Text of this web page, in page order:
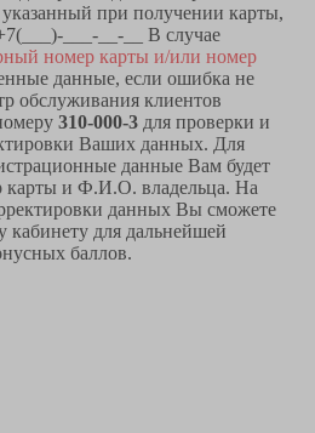
при получении карты,
___-__-__ В случае
номер карты и/или номер
данные, если ошибка не
обслуживания клиентов
310-000-3 для проверки и
Ваших данных. Для
данные Вам будет
карты и Ф.И.О. владельца. На
данных Вы сможете
кабинету для дальнейшей
баллов.